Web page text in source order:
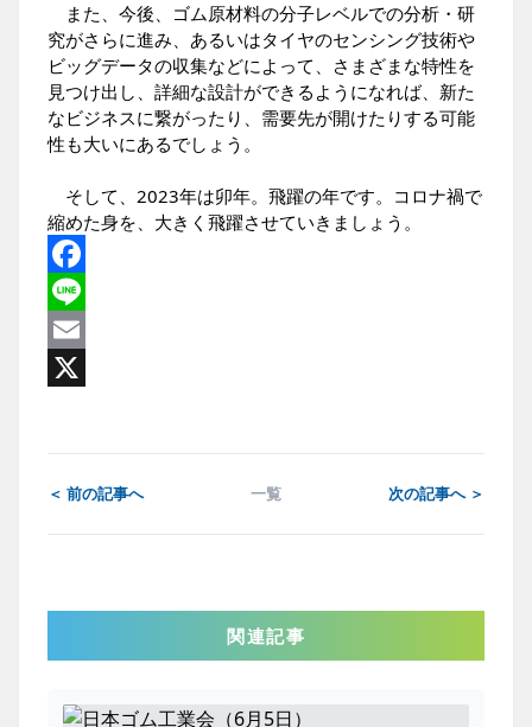
また、今後、ゴム原材料の分子レベルでの分析・研
究がさらに進み、あるいはタイヤのセンシング技術や
ビッグデータの収集などによって、さまざまな特性を
見つけ出し、詳細な設計ができるようになれば、新た
なビジネスに繋がったり、需要先が開けたりする可能
性も大いにあるでしょう。
そして、2023年は卯年。飛躍の年です。コロナ禍で
縮めた身を、大きく飛躍させていきましょう。
Facebook
Line
Email
＜ 前の記事へ 一覧 次の記事へ ＞
関連記事